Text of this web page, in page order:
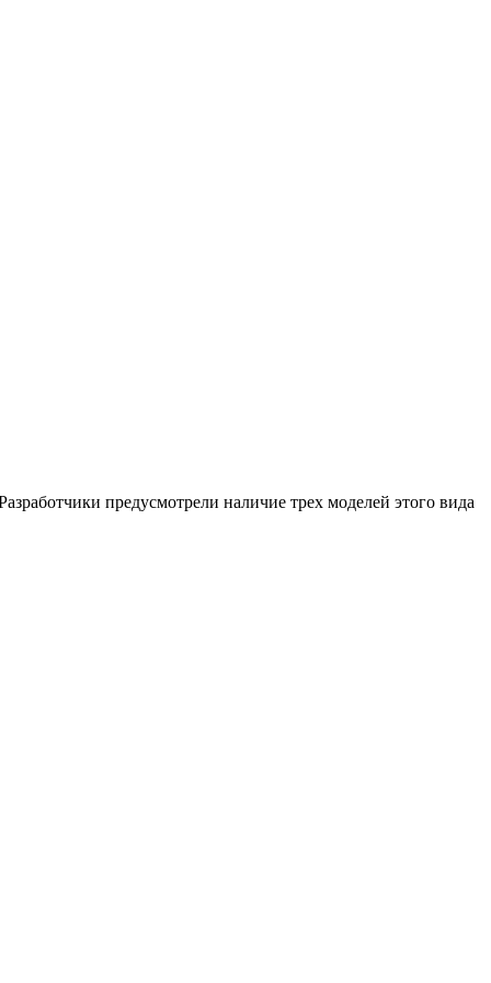
предусмотрели наличие трех моделей этого вида